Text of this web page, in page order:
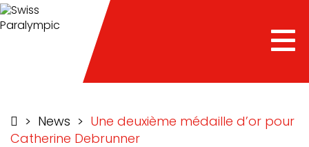
> News >
Une deuxième médaille d’or pour
Catherine Debrunner